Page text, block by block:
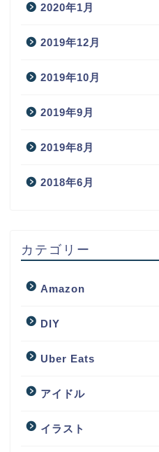
2020年1月
2019年12月
2019年10月
2019年9月
2019年8月
2018年6月
カテゴリー
Amazon
DIY
Uber Eats
アイドル
イラスト